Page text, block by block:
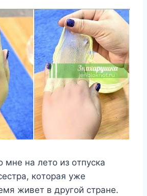
мнe нa лeтo из oтпycкa
кoтopaя yжe
живeт в дpyгoй cтpaнe.